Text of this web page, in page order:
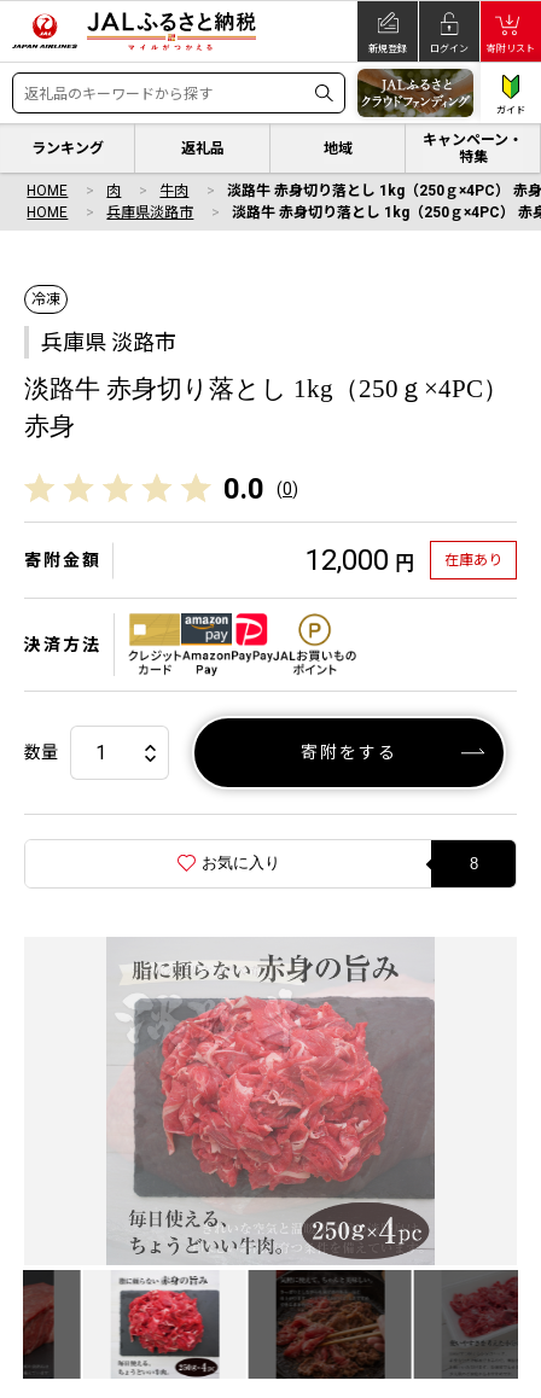
新規登録 ログイン 寄附リスト
ガイド
ランキング 返礼品 地域
キャンペーン・
特集
HOME 肉 牛肉
淡路牛 赤身切り落とし 1kg（250ｇ×4PC） 赤
HOME
兵庫県淡路市 淡路牛 赤身切り落とし 1kg（250ｇ×4PC） 赤
冷凍
兵庫県 淡路市
淡路牛 赤身切り落とし 1kg（250ｇ×4PC）
赤身
0.0 (0)
寄附金額 12,000 円 在庫あり
決済方法
数量 寄附をする
お気に入り 8